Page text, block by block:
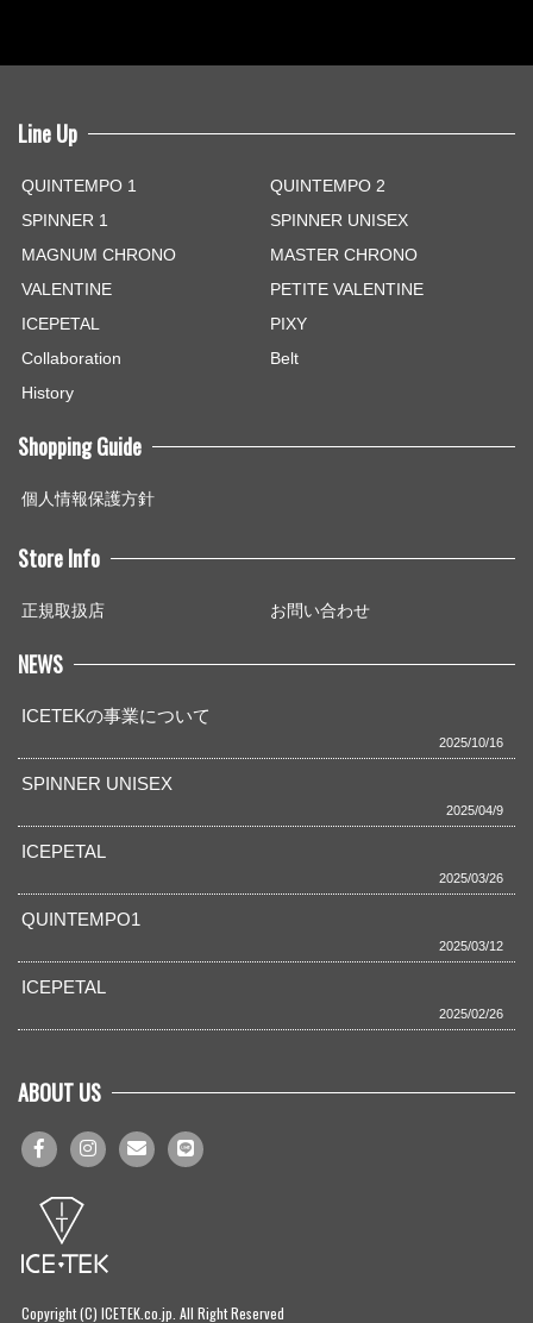
Line Up
QUINTEMPO 1
QUINTEMPO 2
SPINNER 1
SPINNER UNISEX
MAGNUM CHRONO
MASTER CHRONO
VALENTINE
PETITE VALENTINE
ICEPETAL
PIXY
Collaboration
Belt
History
Shopping Guide
個人情報保護方針
Store Info
正規取扱店 お問い合わせ
NEWS
ICETEKの事業について
2025/10/16
SPINNER UNISEX
2025/04/9
ICEPETAL
2025/03/26
QUINTEMPO1
2025/03/12
ICEPETAL
2025/02/26
ABOUT US
Copyright (C) ICETEK.co.jp. All Right Reserved